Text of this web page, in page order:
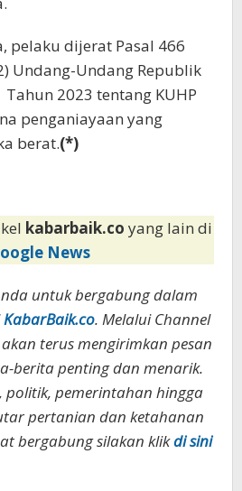
pelaku dijerat Pasal 466
Undang-Undang Republik
2023 tentang KUHP
penganiayaan yang
berat.(*)
kabarbaik.co yang lain di
News
untuk bergabung dalam
KabarBaik.co. Melalui Channel
terus mengirimkan pesan
berita penting dan menarik.
pemerintahan hingga
pertanian dan ketahanan
bergabung silakan klikdi sini